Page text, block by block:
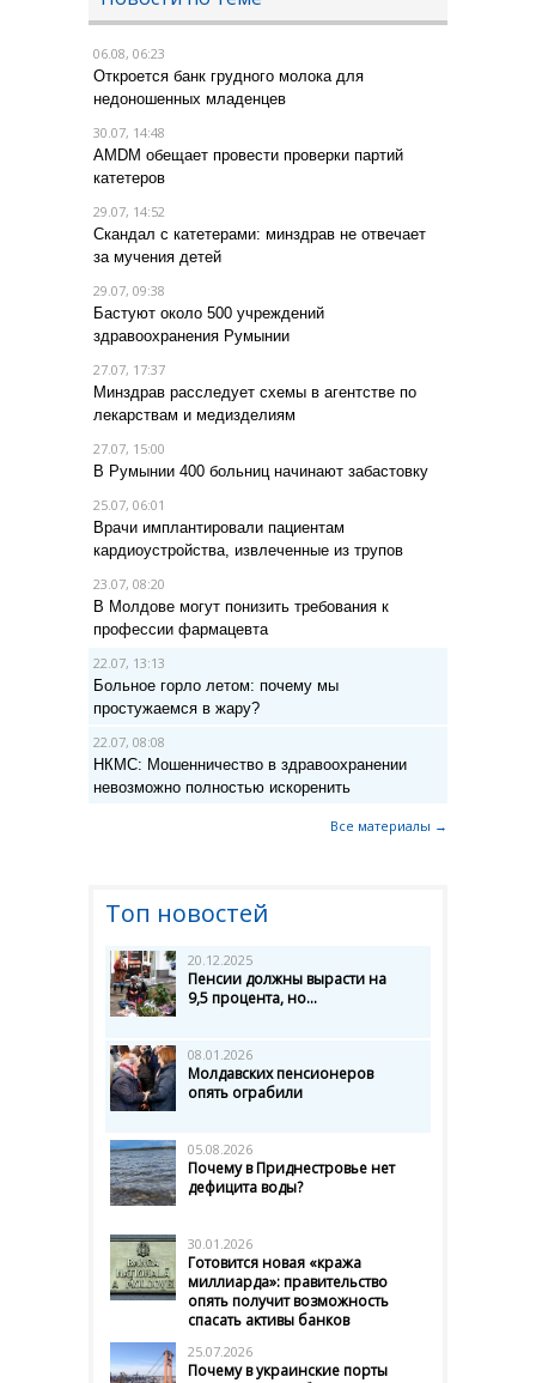
06.08, 06:23
Откроется банк грудного молока для
недоношенных младенцев
30.07, 14:48
AMDM обещает провести проверки партий
катетеров
29.07, 14:52
Скандал с катетерами: минздрав не отвечает
за мучения детей
29.07, 09:38
Бастуют около 500 учреждений
здравоохранения Румынии
27.07, 17:37
Минздрав расследует схемы в агентстве по
лекарствам и медизделиям
27.07, 15:00
В Румынии 400 больниц начинают забастовку
25.07, 06:01
Врачи имплантировали пациентам
кардиоустройства, извлеченные из трупов
23.07, 08:20
В Молдове могут понизить требования к
профессии фармацевта
22.07, 13:13
Больное горло летом: почему мы
простужаемся в жару?
22.07, 08:08
НКМС: Мошенничество в здравоохранении
невозможно полностью искоренить
Все материалы →
Топ новостей
20.12.2025
Пенсии должны вырасти на
9,5 процента, но...
08.01.2026
Молдавских пенсионеров
опять ограбили
05.08.2026
Почему в Приднестровье нет
дефицита воды?
30.01.2026
Готовится новая «кража
миллиарда»: правительство
опять получит возможность
спасать активы банков
25.07.2026
Почему в украинские порты